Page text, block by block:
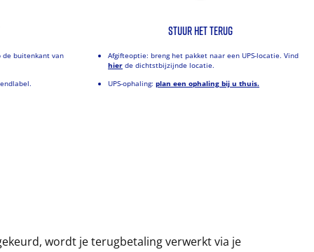
de buitenkant van
STUUR HET TERUG
Afgifteoptie: breng het pakket naar een UPS-locatie. Vind
hier de dichtstbijzijnde locatie.
UPS-ophaling: plan een ophaling bij u thuis.
wordt je terugbetaling verwerkt via je